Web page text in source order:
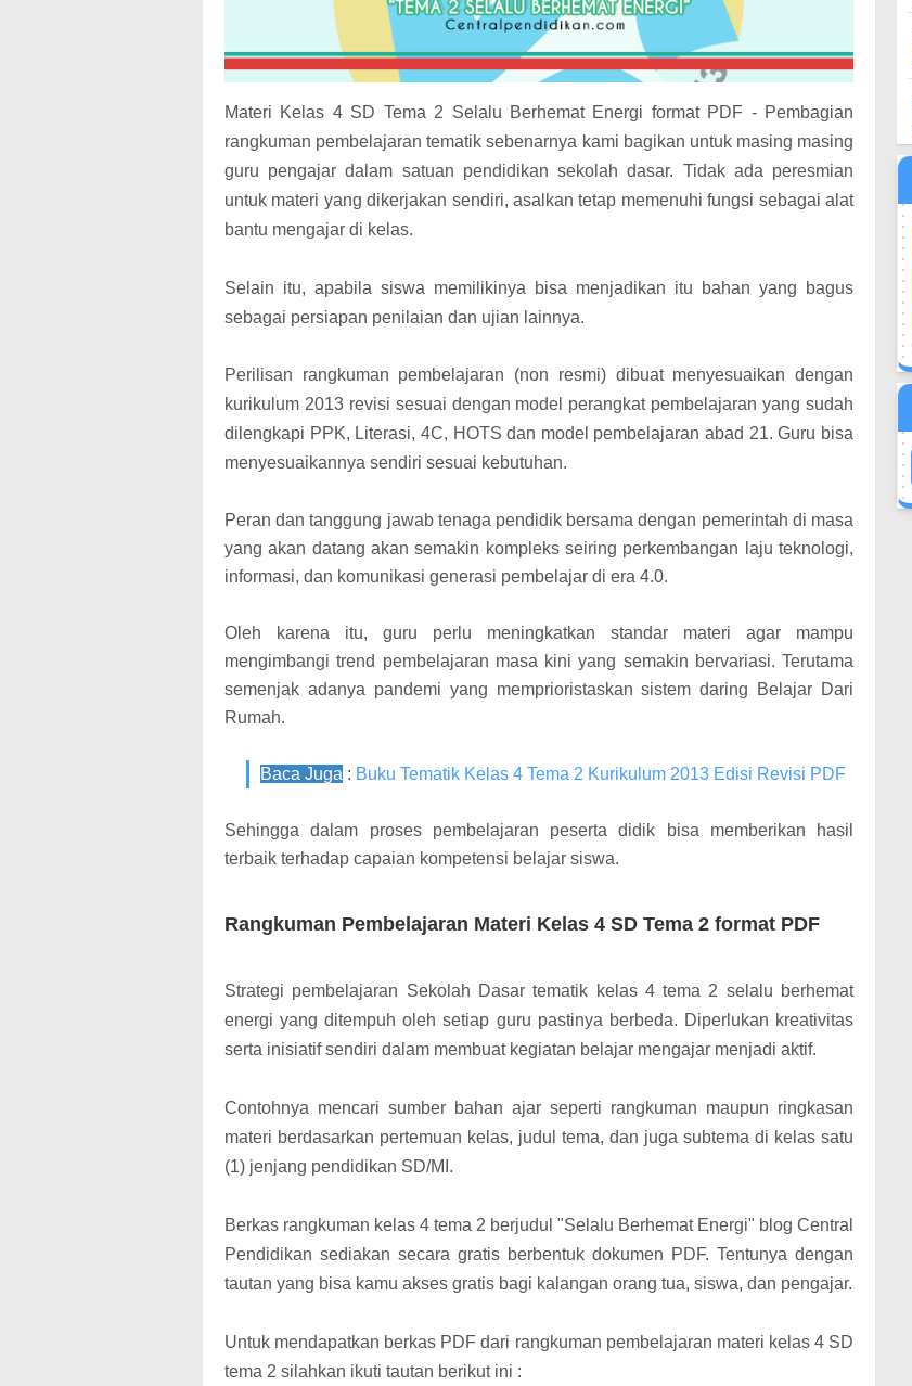
Materi Kelas 4 SD Tema 2 Selalu Berhemat Energi format PDF - Pembagian
rangkuman pembelajaran tematik sebenarnya kami bagikan untuk masing masing
guru pengajar dalam satuan pendidikan sekolah dasar. Tidak ada peresmian
untuk materi yang dikerjakan sendiri, asalkan tetap memenuhi fungsi sebagai alat
bantu mengajar di kelas.
Selain itu, apabila siswa memilikinya bisa menjadikan itu bahan yang bagus
sebagai persiapan penilaian dan ujian lainnya.
Perilisan rangkuman pembelajaran (non resmi) dibuat menyesuaikan dengan
kurikulum 2013 revisi sesuai dengan model perangkat pembelajaran yang sudah
dilengkapi PPK, Literasi, 4C, HOTS dan model pembelajaran abad 21. Guru bisa
menyesuaikannya sendiri sesuai kebutuhan.
Peran dan tanggung jawab tenaga pendidik bersama dengan pemerintah di masa
yang akan datang akan semakin kompleks seiring perkembangan laju teknologi,
informasi, dan komunikasi generasi pembelajar di era 4.0.
Oleh karena itu, guru perlu meningkatkan standar materi agar mampu
mengimbangi trend pembelajaran masa kini yang semakin bervariasi. Terutama
semenjak adanya pandemi yang memprioristaskan sistem daring Belajar Dari
Rumah.
Baca Juga : Buku Tematik Kelas 4 Tema 2 Kurikulum 2013 Edisi Revisi PDF
Sehingga dalam proses pembelajaran peserta didik bisa memberikan hasil
terbaik terhadap capaian kompetensi belajar siswa.
Rangkuman Pembelajaran Materi Kelas 4 SD Tema 2 format PDF
Strategi pembelajaran Sekolah Dasar tematik kelas 4 tema 2 selalu berhemat
energi yang ditempuh oleh setiap guru pastinya berbeda. Diperlukan kreativitas
serta inisiatif sendiri dalam membuat kegiatan belajar mengajar menjadi aktif.
Contohnya mencari sumber bahan ajar seperti rangkuman maupun ringkasan
materi berdasarkan pertemuan kelas, judul tema, dan juga subtema di kelas satu
(1) jenjang pendidikan SD/MI.
Berkas rangkuman kelas 4 tema 2 berjudul "Selalu Berhemat Energi" blog Central
Pendidikan sediakan secara gratis berbentuk dokumen PDF. Tentunya dengan
tautan yang bisa kamu akses gratis bagi kalangan orang tua, siswa, dan pengajar.
Untuk mendapatkan berkas PDF dari rangkuman pembelajaran materi kelas 4 SD
tema 2 silahkan ikuti tautan berikut ini :